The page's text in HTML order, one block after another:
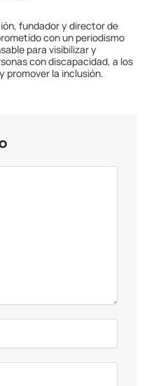
fundador y director de
con un periodismo
para visibilizar y
con discapacidad, a los
promover la inclusión.